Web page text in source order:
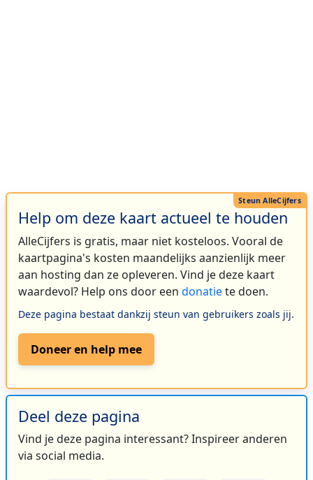
Help om deze kaart actueel te houden
AlleCijfers is gratis, maar niet kosteloos. Vooral de
kaartpagina's kosten maandelijks aanzienlijk meer
aan hosting dan ze opleveren. Vind je deze kaart
waardevol? Help ons door een donatiete doen.
Deze pagina bestaat dankzij steun van gebruikers zoals jij.
Doneer en help mee
Deel deze pagina
Vind je deze pagina interessant? Inspireer anderen
via social media.